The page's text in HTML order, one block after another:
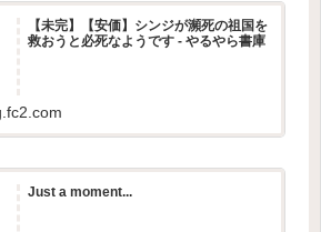
【未完】【安価】シンジが瀕死の祖国を
救おうと必死なようです - やるやら書庫
Just a moment...